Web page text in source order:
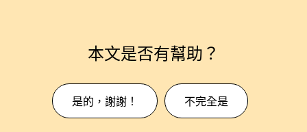
本文是否有幫助？
是的，謝謝！ 不完全是